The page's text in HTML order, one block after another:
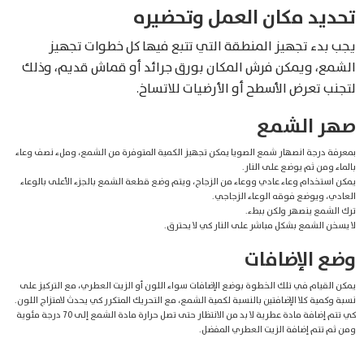
تحديد مكان العمل وتحضيره
يجب بدء تجهيز المنطقة التي تتبع فيها كل خطوات تجهيز
الشمع، ويمكن فرش المكان بورق جرائد أو قماش قديم، وذلك
لتجنب تعرض الأسطح أو الأرضيات للاتساخ.
صهر الشمع
بمعرفة درجة انصهار شمع الصويا يمكن تجهيز الكمية المتوفرة من الشمع، وملء نصف وعاء
بالماء ومن ثم يوضع على النار.
يمكن استخدام وعاء عادي ووعاء من الزجاج، ويتم وضع قطعة الشمع بالجزء الأعلى بالوعاء
العادي، ويوضع فوقه الوعاء الزجاجي.
ترك الشمع ينصهر ولكن ببطء.
لا يسخن الشمع بشكل مباشر على النار كي لا يحترق.
وضع الإضافات
يمكن القيام في تلك الخطوة بوضع الإضافات سواء اللون أو الزيت العطري، مع التركيز على
نسبة وكمية كلا الإضافتين بالنسبة لكمية الشمع، مع التحريك المتكرر كي يحدث لامتزاج اللون.
كي تتم إضافة مادة عطرية لا بد من الانتظار حتى تصل حرارة مادة الشمع إلى 70 درجة مئوية
ومن ثم تتم إضافة الزيت العطري المفضل.